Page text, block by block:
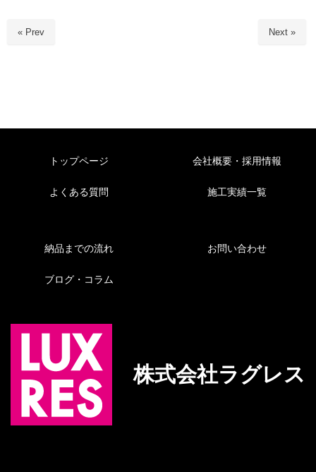
« Prev Next »
トップページ
よくある質問
会社概要・採用情報
施工実績一覧
納品までの流れ
ブログ・コラム
お問い合わせ
株式会社ラグレス